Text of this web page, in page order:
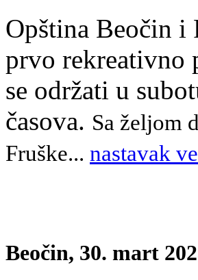
Opština Beočin i
prvo rekreativno
se održati u
časova. Sa željom
Fruške... nastavak
Beočin, 30. mart